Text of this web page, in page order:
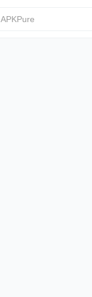
APKPure